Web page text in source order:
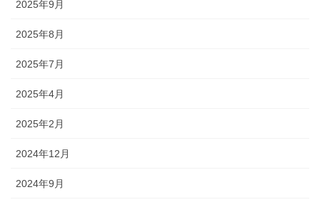
2025年9月
2025年8月
2025年7月
2025年4月
2025年2月
2024年12月
2024年9月